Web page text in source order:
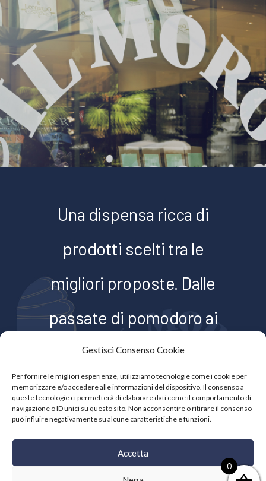
Gestisci Consenso Cookie
Per fornire le migliori esperienze, utilizziamo tecnologie come i cookie per
memorizzare e/o accedere alle informazioni del dispositivo. Il consenso a
queste tecnologie ci permetterà di elaborare dati come il comportamento di
navigazione o ID unici su questo sito. Non acconsentire o ritirare il consenso
può influire negativamente su alcune caratteristiche e funzioni.
Accetta
Una dispensa ricca di
prodotti scelti tra le
migliori proposte. Dalle
passate di pomodoro ai
barattoli di conserve
sott’olio, dalla pasta
confezionata ai
condimenti speziati
0